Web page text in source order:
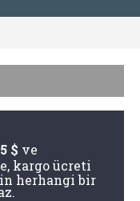
$ ve
kargo ücreti
herhangi bir